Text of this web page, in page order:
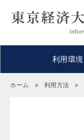
利用環境
ホーム 利用方法